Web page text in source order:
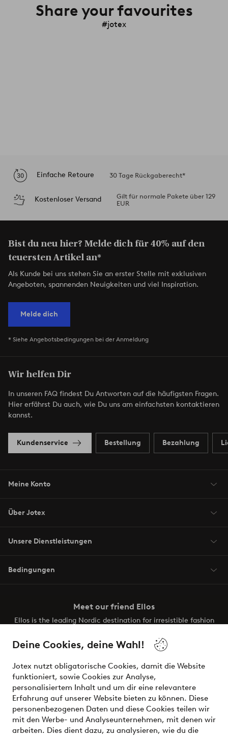
Deine Cookies, deine Wahl!
Jotex nutzt obligatorische Cookies, damit die Website
funktioniert, sowie Cookies zur Analyse,
personalisiertem Inhalt und um dir eine relevantere
Erfahrung auf unserer Website bieten zu können. Diese
personenbezogenen Daten und diese Cookies teilen wir
mit den Werbe- und Analyseunternehmen, mit denen wir
arbeiten. Dies dient dazu, zu analysieren, wie du die
Share your favourites
#jotex
Einfache Retoure 30 Tage Rückgaberecht*
Kostenloser Versand
Gilt für normale Pakete über 129
EUR
Bist du neu hier? Melde dich für 40% auf den
teuersten Artikel an*
Als Kunde bei uns stehen Sie an erster Stelle mit exklusiven
Angeboten, spannenden Neuigkeiten und viel Inspiration.
Melde dich
* Siehe Angebotsbedingungen bei der Anmeldung
Wir helfen Dir
In unseren FAQ findest Du Antworten auf die häufigsten Fragen.
Hier erfährst Du auch, wie Du uns am einfachsten kontaktieren
kannst.
Kundenservice Bestellung Bezahlung
Meine Konto
Über Jotex
Unsere Dienstleistungen
Bedingungen
Meet our friend Ellos
Ellos is the leading Nordic destination for irresistible fashion
the latest trends, curated to make finding your next look
effortless. It’s all here.
Visit Ellos
Sichere Zahlungen - Jetzt bezahlen oder aufteilen